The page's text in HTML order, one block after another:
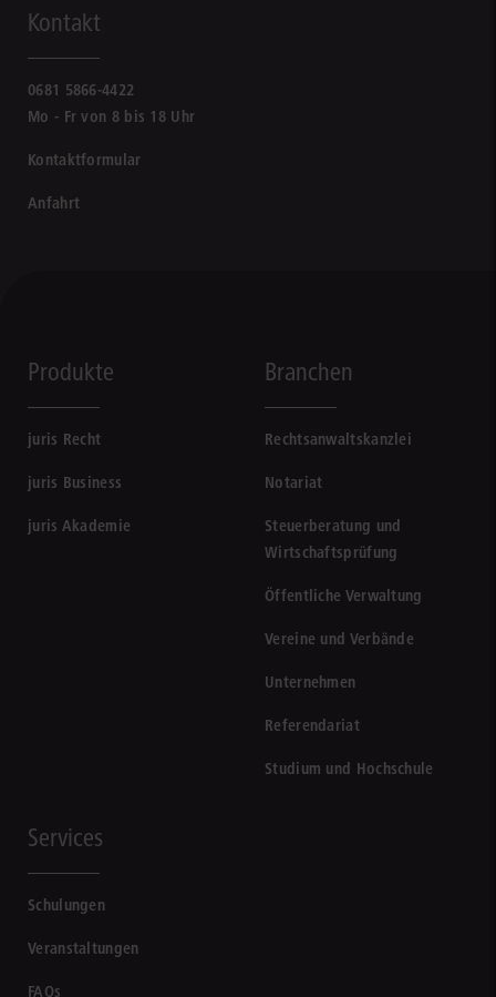
Kontakt
0681 5866-4422
Mo - Fr von 8 bis 18 Uhr
Kontaktformular
Anfahrt
Produkte
juris Recht
juris Business
juris Akademie
Branchen
Rechtsanwaltskanzlei
Notariat
Steuerberatung und
Wirtschaftsprüfung
Öffentliche Verwaltung
Vereine und Verbände
Unternehmen
Referendariat
Studium und Hochschule
Services
Schulungen
Veranstaltungen
FAQs